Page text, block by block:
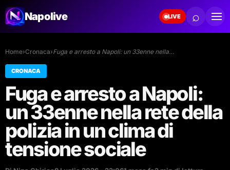
Napolive LIVE ⌕
Home›Cronaca›Fuga e arresto a Napoli: un 33enne nella…
CRONACA
Fuga e arresto a Napoli:
un 33enne nella rete della
polizia in un clima di
tensione sociale